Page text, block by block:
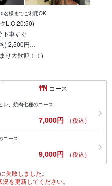
名様までご利用OK
L.O.20:50)
下車すぐ
) 2,500円…
り大歓迎！！)
コース
レ、焼肉七種のコース
7,000円 （税込）
コース
9,000円 （税込）
失敗しました。
を更新してください。